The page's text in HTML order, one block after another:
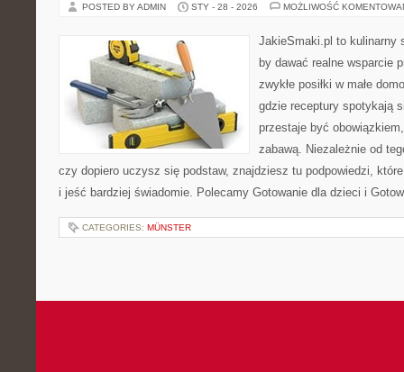
POSTED BY ADMIN STY - 28 - 2026 MOŻLIWOŚĆ
JakieSmaki.pl to kulinarny
by dawać realne wsparcie
zwykłe posiłki w małe
gdzie receptury spotykają
przestaje być
zabawą. Niezależnie od
czy dopiero uczysz się podstaw, znajdziesz tu podpowiedzi,
i jeść bardziej świadomie. Polecamy Gotowanie dla dzieci i
CATEGORIES: MÜNSTER